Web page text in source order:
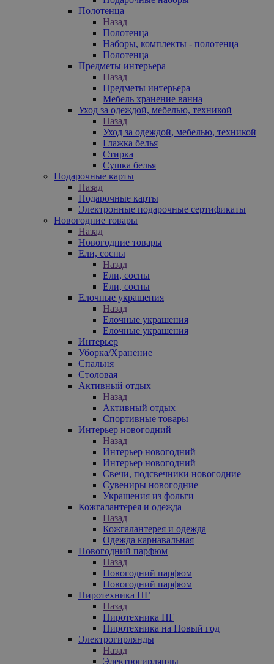
Полотенца
Назад
Полотенца
Наборы, комплекты - полотенца
Полотенца
Предметы интерьера
Назад
Предметы интерьера
Мебель хранение ванна
Уход за одеждой, мебелью, техникой
Назад
Уход за одеждой, мебелью, техникой
Глажка белья
Стирка
Сушка белья
Подарочные карты
Назад
Подарочные карты
Электронные подарочные сертификаты
Новогодние товары
Назад
Новогодние товары
Ели, сосны
Назад
Ели, сосны
Ели, сосны
Елочные украшения
Назад
Елочные украшения
Елочные украшения
Интерьер
Уборка/Хранение
Спальня
Столовая
Активный отдых
Назад
Активный отдых
Спортивные товары
Интерьер новогодний
Назад
Интерьер новогодний
Интерьер новогодний
Свечи, подсвечники новогодние
Сувениры новогодние
Украшения из фольги
Кожгалантерея и одежда
Назад
Кожгалантерея и одежда
Одежда карнавальная
Новогодний парфюм
Назад
Новогодний парфюм
Новогодний парфюм
Пиротехника НГ
Назад
Пиротехника НГ
Пиротехника на Новый год
Электрогирлянды
Назад
Электрогирлянды